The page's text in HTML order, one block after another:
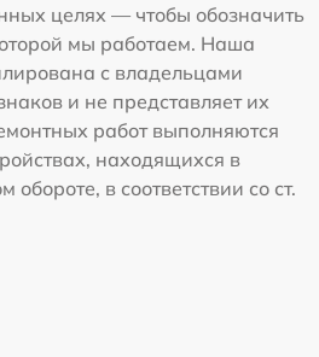
целях — чтобы обозначить
мы работаем. Наша
с владельцами
и не представляет их
работ выполняются
находящихся в
в соответствии со ст.